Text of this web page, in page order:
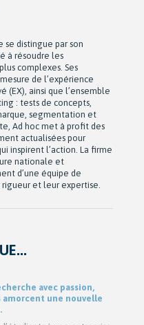
se distingue par son
à résoudre les
complexes. Ses
de l’expérience
(EX), ainsi que l’ensemble
: tests de concepts,
segmentation et
Ad hoc met à profit des
actualisées pour
inspirent l’action. La firme
nationale et
d’une équipe de
et leur expertise.
avec passion,
amorcent une nouvelle